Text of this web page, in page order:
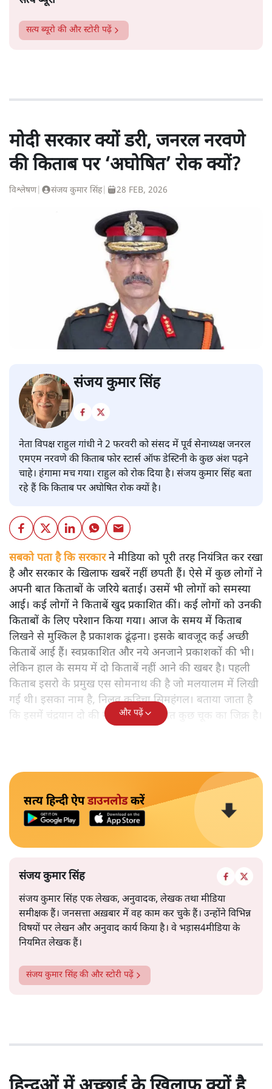
सत्य ब्यूरो की और स्टोरी पढ़ें
मोदी सरकार क्यों डरी, जनरल नरवणे
की किताब पर ‘अघोषित’ रोक क्यों?
विश्लेषण| संजय कुमार सिंह| 28 FEB, 2026
संजय कुमार सिंह
नेता विपक्ष राहुल गांधी ने 2 फरवरी को संसद में पूर्व सेनाध्यक्ष जनरल
एमएम नरवणे की किताब फोर स्टार्स ऑफ डेस्टिनी के कुछ अंश पढ़ने
चाहे। हंगामा मच गया। राहुल को रोक दिया है। संजय कुमार सिंह बता
रहे हैं कि किताब पर अघोषित रोक क्यों है।
सबको पता है कि सरकारने मीडिया को पूरी तरह नियंत्रित कर रखा
है और सरकार के खिलाफ खबरें नहीं छपती हैं। ऐसे में कुछ लोगों ने
अपनी बात किताबों के जरिये बताई। उसमें भी लोगों को समस्या
आई। कई लोगों ने किताबें खुद प्रकाशित कीं। कई लोगों को उनकी
किताबों के लिए परेशान किया गया। आज के समय में किताब
लिखने से मुश्किल है प्रकाशक ढूंढ़ना। इसके बावजूद कई अच्छी
किताबें आई हैं। स्वप्रकाशित और नये अनजाने प्रकाशकों की भी।
लेकिन हाल के समय में दो किताबें नहीं आने की खबर है। पहली
किताब इसरो के प्रमुख एस सोमनाथ की है जो मलयालम में लिखी
गई थी। इसका नाम है, निलवु कुडिचा सिमहंगल। बताया जाता है
कि इसमें चंद्रयान दो की नाकामी से संबंधित कुछ चूक का जिक्र है।
और पढ़ें
सत्य हिन्दी ऐपडाउनलोडकरें
संजय कुमार सिंह
संजय कुमार सिंह एक लेखक, अनुवादक, लेखक तथा मीडिया
समीक्षक हैं। जनसत्ता अख़बार में वह काम कर चुके हैं। उन्होंने विभिन्न
विषयों पर लेखन और अनुवाद कार्य किया है। वे भड़ास4मीडिया के
नियमित लेखक हैं।
संजय कुमार सिंहकी और स्टोरी पढ़ें